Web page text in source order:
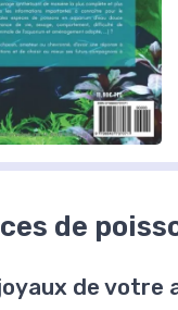
de
de votre